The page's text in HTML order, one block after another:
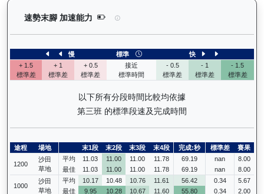
速勢末腳 加速能力 價值傳承（L170）— 速勢末腳加速能
慢 標準
快
+ 1.5
標準差
+ 1
標準差
+ 0.5
標準差
接近
標準時間
- 0.5
標準差
- 1
標準差
- 1.5
標準差
以下所有分段時間比較均依據
第三班 的標準段速及完成時間
途程 場地 末1段 末2段 末3段 末4段 完成:秒 標準差 賽果
1200
沙田
草地
平均 11.03 11.00 11.00 11.78 69.19 nan
8.00
最佳
11.03 11.00 11.00 11.78 69.19 nan 8.00
1000
沙田
草地
平均 10.17 10.48 10.76 11.61 56.42 0.34
5.67
最佳
9.95 10.28 10.67 11.60 55.80 0.34 2.00